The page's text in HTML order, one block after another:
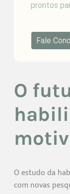
prontos
Fale
O
O estudo da
com novas